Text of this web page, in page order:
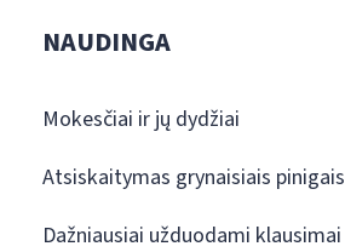
NAUDINGA
Mokesčiai ir jų dydžiai
Atsiskaitymas grynaisiais pinigais
Dažniausiai užduodami klausimai